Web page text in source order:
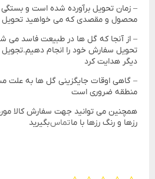
– زمان تحویل برآورده شده است و
محصول و مقصدی که می خواهید
– از آنجا که گل ها در طبیعت فاسد می
تحویل سفارش خود را انجام دهیم.تجویل
دیگر هدایت کرد
– گاهی اوقات جایگزینی گل ها به علت
منطقه ضروری است
همچنین می توانید جهت سفارش کالا مورد
رزها و رنگ رزها با ماتماسبگیرید